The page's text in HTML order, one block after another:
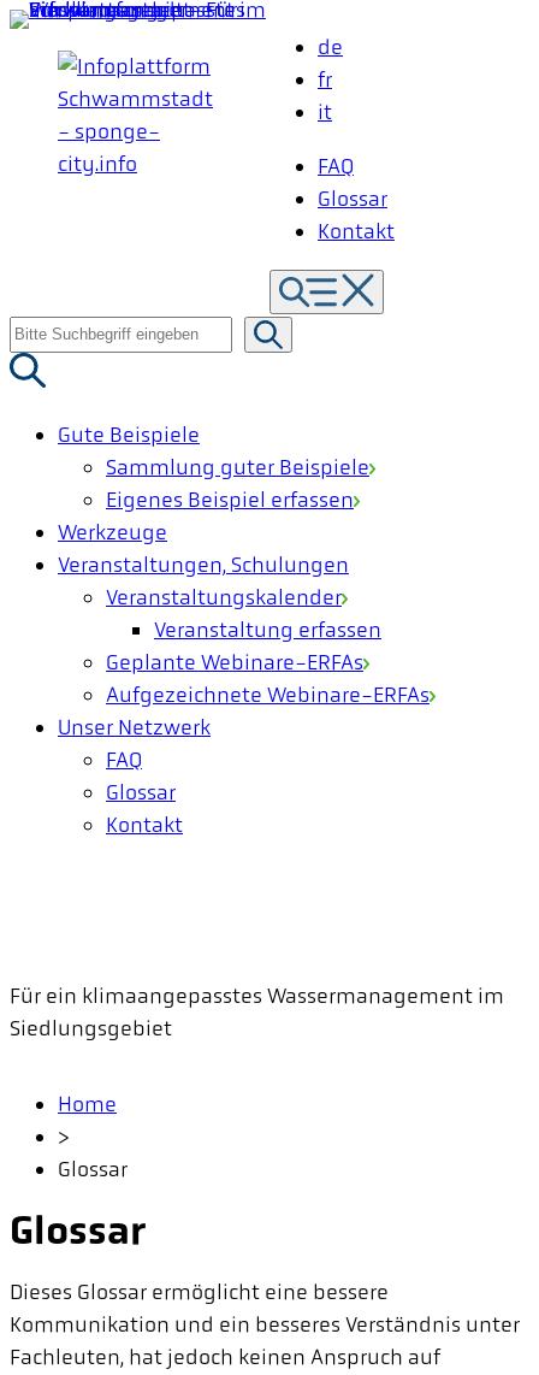
Zum
Inhalt
springen
de
fr
it
FAQ
Glossar
Kontakt
Suche
nach:
Gute Beispiele
Sammlung guter Beispiele
Eigenes Beispiel erfassen
Werkzeuge
Veranstaltungen, Schulungen
Veranstaltungskalender
Veranstaltung erfassen
Geplante Webinare-ERFAs
Aufgezeichnete Webinare-ERFAs
Unser Netzwerk
FAQ
Glossar
Kontakt
Für ein klimaangepasstes Wassermanagement im
Siedlungsgebiet
Home
>
Glossar
Glossar
Dieses Glossar ermöglicht eine bessere
Kommunikation und ein besseres Verständnis unter
Fachleuten, hat jedoch keinen Anspruch auf